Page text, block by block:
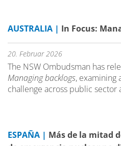
AUSTRALIA | In Focus:
20. Februar 2026
The NSW Ombudsman has
Managing backlogs, examining
challenge across public sector
ESPAÑA | Más de la mitad